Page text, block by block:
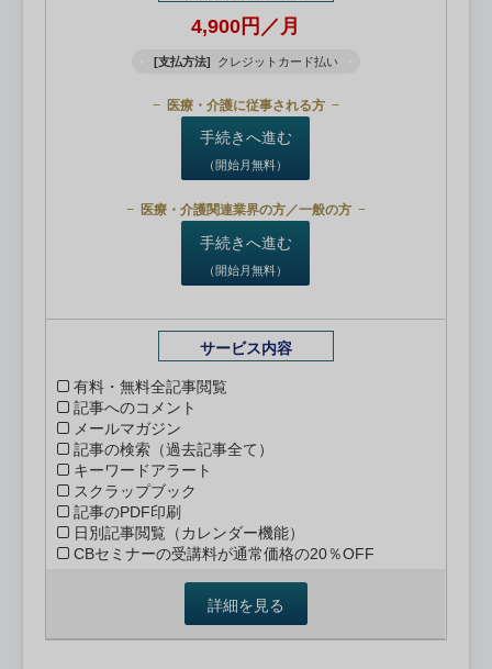
4,900円／月
[支払方法] クレジットカード払い
医療・介護に従事される方
手続きへ進む
（開始月無料）
医療・介護関連業界の方／一般の方
手続きへ進む
（開始月無料）
サービス内容
有料・無料全記事閲覧
記事へのコメント
メールマガジン
記事の検索（過去記事全て）
キーワードアラート
スクラップブック
記事のPDF印刷
日別記事閲覧（カレンダー機能）
CBセミナーの受講料が通常価格の20％OFF
詳細を見る